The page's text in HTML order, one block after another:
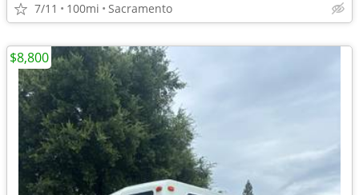
7/11 100mi Sacramento
$8,800